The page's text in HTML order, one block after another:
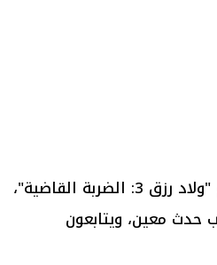
بعد نجاح عمليتهم الأخيرة، يفترق الأخوة في فيلم "ولاد رزق 3: الضربة القاضية"،
حدث معين، ويتابعون